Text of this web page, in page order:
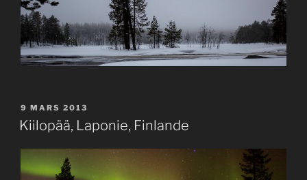
PUBLIÉ
LE
9 MARS 2013
Kiilopää, Laponie, Finlande